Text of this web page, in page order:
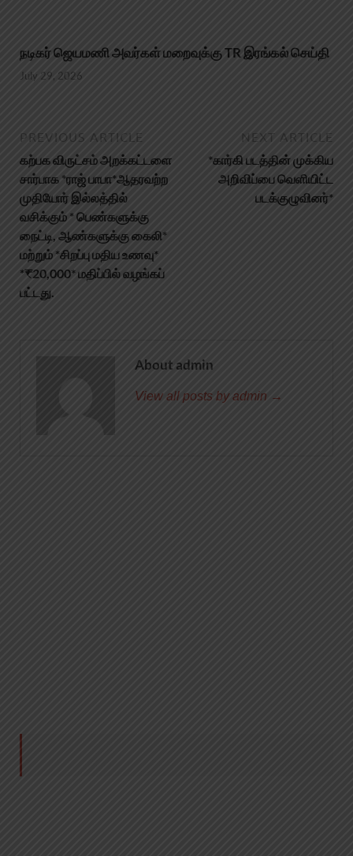
நடிகர் ஜெயமணி அவர்கள் மறைவுக்கு TR இரங்கல் செய்தி
July 29, 2026
PREVIOUS ARTICLE
கற்பக விருட்சம் அறக்கட்டளை
சார்பாக *ராஜ் பாபா*ஆதரவற்ற
முதியோர் இல்லத்தில்
வசிக்கும் * பெண்களுக்கு
நைட்டி, ஆண்களுக்கு கைலி*
மற்றும் *சிறப்பு மதிய உணவு*
*₹20,000* மதிப்பில் வழங்கப்
பட்டது.
NEXT ARTICLE
*கார்கி படத்தின் முக்கிய
அறிவிப்பை வெளியிட்ட
படக்குழுவினர்*
About admin
View all posts by admin →